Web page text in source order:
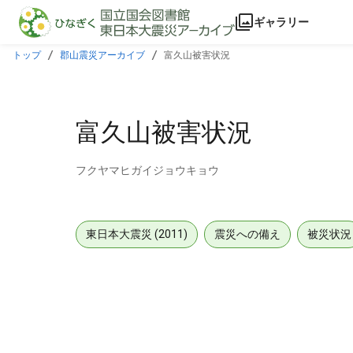
本文に飛ぶ
ギャラリー
トップ 郡山震災アーカイブ 富久山被害状況
富久山被害状況
フクヤマヒガイジョウキョウ
東日本大震災 (2011) 震災への備え 被災状況